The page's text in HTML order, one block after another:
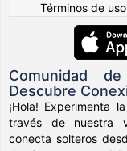
Términos de uso
Comunidad
Descubre
¡Hola! Experimenta
través de nuestra
conecta solteros